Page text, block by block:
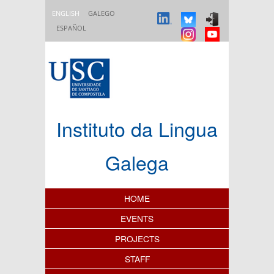
ENGLISH
GALEGO
ESPAÑOL
Instituto da Lingua
Galega
Content Index
HOME
EVENTS
PROJECTS
STAFF